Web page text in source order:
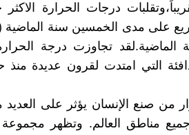
درجات الحرارة الاكثر
على مدى 2000 سنة الماضية.لقد تجاوزت درجة
من صنع الإنسان يؤثر على العديد
جميع مناطق العالم. وتظهر